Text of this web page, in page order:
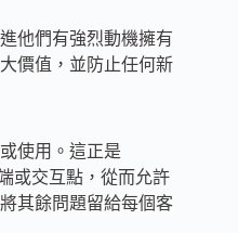
他們有強烈動機擁有
價值，並防止任何新
使用。這正是
或交互點，從而允許
其餘問題留給每個客